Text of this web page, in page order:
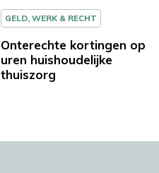
GELD, WERK & RECHT
Onterechte kortingen op
uren huishoudelijke
thuiszorg